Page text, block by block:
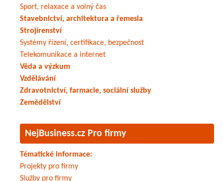
Sport, relaxace a volný čas
Stavebnictví, architektura a řemesla
Strojírenství
Systémy řízení, certifikace, bezpečnost
Telekomunikace a internet
Věda a výzkum
Vzdělávání
Zdravotnictví, farmacie, sociální služby
Zemědělství
NejBusiness.cz Pro firmy
Tématické informace:
Projekty pro firmy
Služby pro firmy